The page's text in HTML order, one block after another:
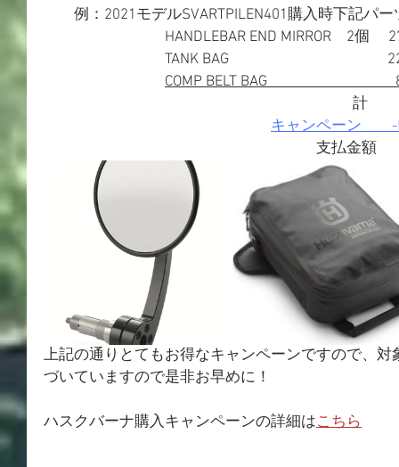
例：2021モデルSVARTPILEN401購入時下記パー
HANDLEBAR END MIRROR　2個　
TANK BAG　　　　　　　　　  　
COMP BELT BAG　　　　　　
計　　
キャンペーン　　
支払金
上記の通りとてもお得なキャンペーンですので、
づいていますので是非お早めに！
ハスクバーナ購入キャンペーンの詳細はこちら